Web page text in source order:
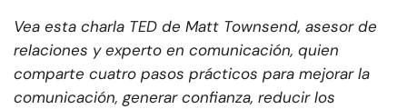
Vea esta charla TED de Matt Townsend, asesor de
relaciones y experto en comunicación, quien
comparte cuatro pasos prácticos para mejorar la
comunicación, generar confianza, reducir los